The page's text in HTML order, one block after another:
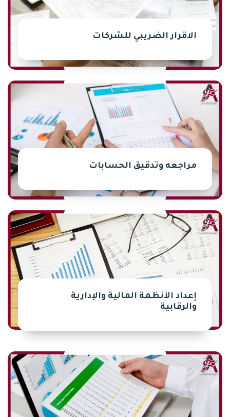
الاقرار الضريبي للشركات
مراجعه وتدقيق الحسابات
إعداد الأنظمة المالية والإدارية
والرقابية